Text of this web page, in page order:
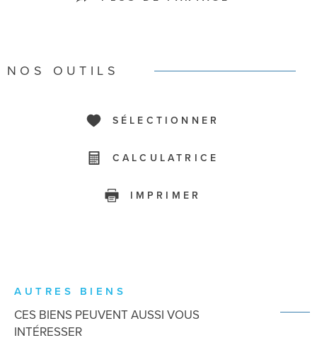
NOS OUTILS
SÉLECTIONNER
CALCULATRICE
IMPRIMER
AUTRES BIENS
CES BIENS PEUVENT AUSSI VOUS
INTÉRESSER